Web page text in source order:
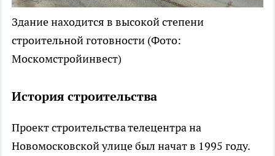
Здание находится в высокой степени
строительной готовности (Фото:
Москомстройинвест)
История строительства
Проект строительства телецентра на
Новомосковской улице был начат в 1995 году.